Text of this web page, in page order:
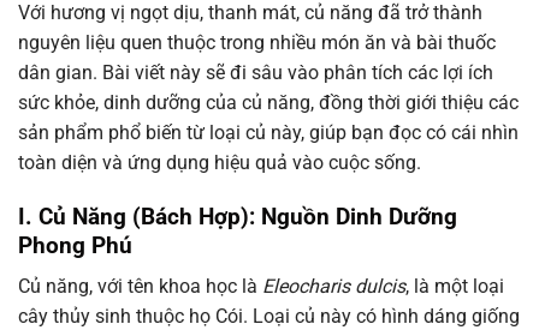
Với hương vị ngọt dịu, thanh mát, củ năng đã trở thành
nguyên liệu quen thuộc trong nhiều món ăn và bài thuốc
dân gian. Bài viết này sẽ đi sâu vào phân tích các lợi ích
sức khỏe, dinh dưỡng của củ năng, đồng thời giới thiệu các
sản phẩm phổ biến từ loại củ này, giúp bạn đọc có cái nhìn
toàn diện và ứng dụng hiệu quả vào cuộc sống.
I. Củ Năng (Bách Hợp): Nguồn Dinh Dưỡng
Phong Phú
Củ năng, với tên khoa học là Eleocharis dulcis, là một loại
cây thủy sinh thuộc họ Cói. Loại củ này có hình dáng giống